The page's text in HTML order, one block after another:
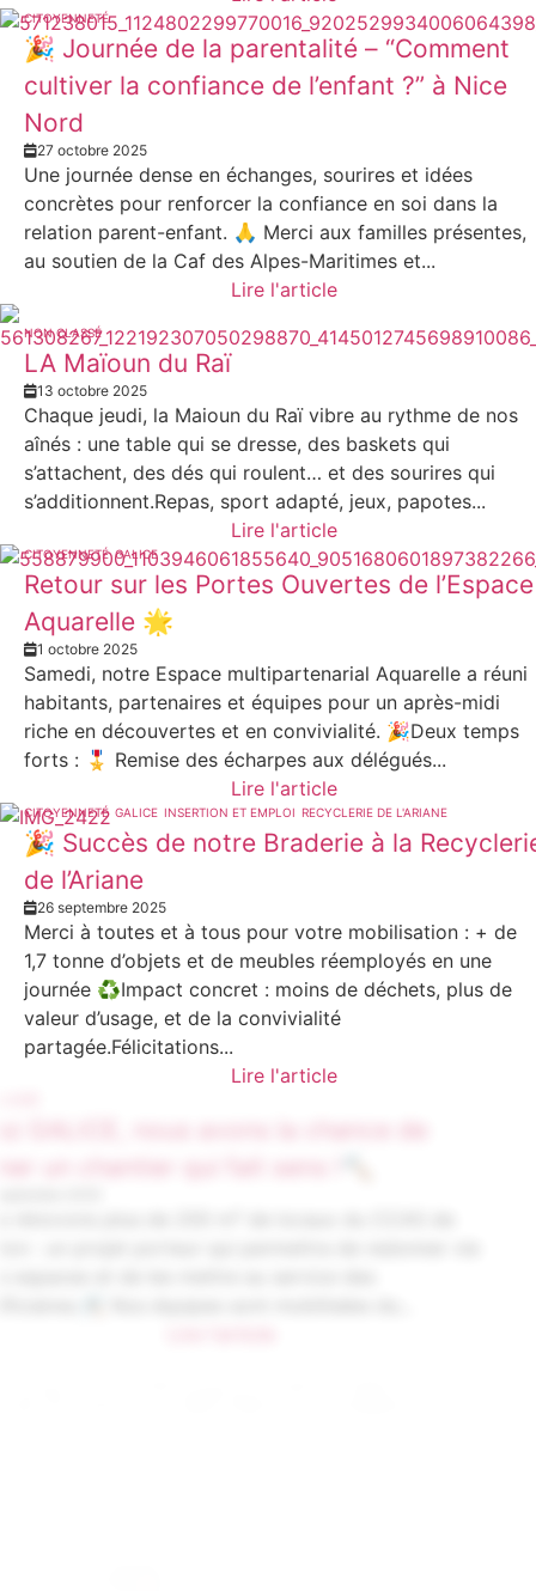
CITOYENNETÉ
🎉 Journée de la parentalité – “Comment
cultiver la confiance de l’enfant ?” à Nice
Nord
27 octobre 2025
Une journée dense en échanges, sourires et idées
concrètes pour renforcer la confiance en soi dans la
relation parent-enfant. 🙏 Merci aux familles présentes,
au soutien de la Caf des Alpes-Maritimes et...
Lire l'article
NON CLASSÉ
LA Maïoun du Raï
13 octobre 2025
Chaque jeudi, la Maioun du Raï vibre au rythme de nos
aînés : une table qui se dresse, des baskets qui
s’attachent, des dés qui roulent… et des sourires qui
s’additionnent.Repas, sport adapté, jeux, papotes...
Lire l'article
CITOYENNETÉ GALICE
Retour sur les Portes Ouvertes de l’Espace
Aquarelle 🌟
1 octobre 2025
Samedi, notre Espace multipartenarial Aquarelle a réuni
habitants, partenaires et équipes pour un après-midi
riche en découvertes et en convivialité. 🎉Deux temps
forts : 🎖️ Remise des écharpes aux délégués...
Lire l'article
CITOYENNETÉ GALICE INSERTION ET EMPLOI RECYCLERIE DE L'ARIANE
🎉 Succès de notre Braderie à la
de l’Ariane
26 septembre 2025
Merci à toutes et à tous pour votre mobilisation : + de
1,7 tonne d’objets et de meubles réemployés en une
journée ♻️Impact concret : moins de déchets, plus de
valeur d’usage, et de la convivialité
partagée.Félicitations...
Lire l'article